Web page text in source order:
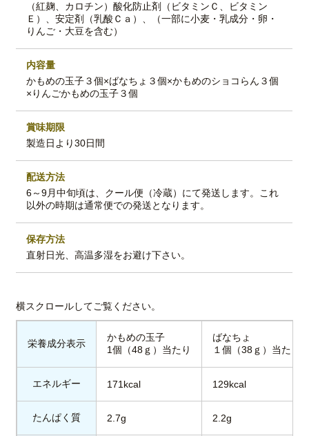
（紅麹、カロチン）酸化防止剤（ビタミンＣ、ビタミン
Ｅ）、安定剤（乳酸Ｃａ）、（一部に小麦・乳成分・卵・
りんご・大豆を含む）
内容量
かもめの玉子３個×ばなちょ３個×かもめのショコらん３個
×りんごかもめの玉子３個
賞味期限
製造日より30日間
配送方法
6～9月中旬頃は、クール便（冷蔵）にて発送します。これ
以外の時期は通常便での発送となります。
保存方法
直射日光、高温多湿をお避け下さい。
栄養成分表示
かもめの玉子
1個（48ｇ）当たり
ばなちょ
１個（38ｇ）当たり
エネルギー 171kcal 129kcal
たんぱく質 2.7g 2.2g